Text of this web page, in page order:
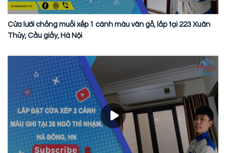
Cửa lưới chống muỗi xếp 1 cánh màu vân gỗ, lắp tại 223 Xuân
Thủy, Cầu giấy, Hà Nội